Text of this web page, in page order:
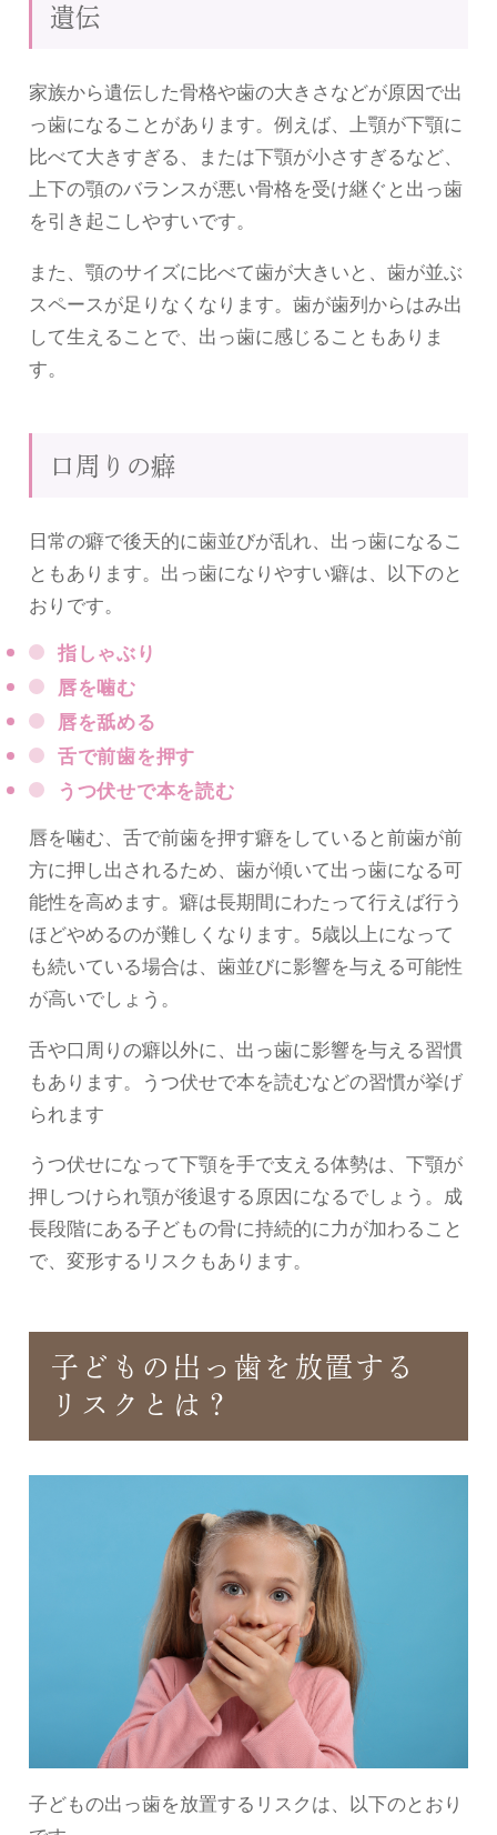
遺伝
家族から遺伝した骨格や歯の大きさなどが原因で出
っ歯になることがあります。例えば、上顎が下顎に
比べて大きすぎる、または下顎が小さすぎるなど、
上下の顎のバランスが悪い骨格を受け継ぐと出っ歯
を引き起こしやすいです。
また、顎のサイズに比べて歯が大きいと、歯が並ぶ
スペースが足りなくなります。歯が歯列からはみ出
して生えることで、出っ歯に感じることもありま
す。
口周りの癖
日常の癖で後天的に歯並びが乱れ、出っ歯になるこ
ともあります。出っ歯になりやすい癖は、以下のと
おりです。
指しゃぶり
唇を噛む
唇を舐める
舌で前歯を押す
うつ伏せで本を読む
唇を噛む、舌で前歯を押す癖をしていると前歯が前
方に押し出されるため、歯が傾いて出っ歯になる可
能性を高めます。癖は長期間にわたって行えば行う
ほどやめるのが難しくなります。5歳以上になって
も続いている場合は、歯並びに影響を与える可能性
が高いでしょう。
舌や口周りの癖以外に、出っ歯に影響を与える習慣
もあります。うつ伏せで本を読むなどの習慣が挙げ
られます
うつ伏せになって下顎を手で支える体勢は、下顎が
押しつけられ顎が後退する原因になるでしょう。成
長段階にある子どもの骨に持続的に力が加わること
で、変形するリスクもあります。
子どもの出っ歯を放置する
リスクとは？
子どもの出っ歯を放置するリスクは、以下のとおり